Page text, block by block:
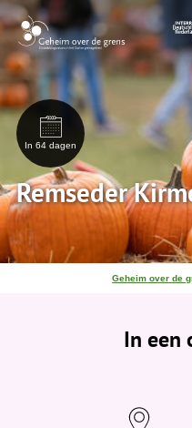
In 64 dagen
Remseder
J
Geheim over de
In een